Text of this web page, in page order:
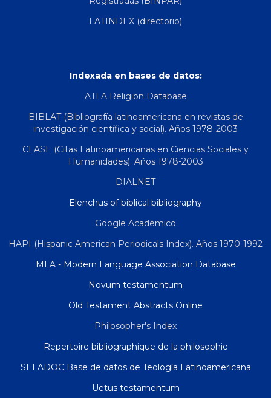
LATINDEX (directorio)
Indexada en bases de datos:
ATLA Religion Database
BIBLAT (Bibliografía latinoamericana en revistas de
investigación científica y social). Años 1978-2003
CLASE (Citas Latinoamericanas en Ciencias Sociales y
Humanidades). Años 1978-2003
DIALNET
Elenchus of biblical bibliography
Google Académico
HAPI (Hispanic American Periodicals Index). Años 1970-1992
MLA - Modern Language Association Database
Novum testamentum
Old Testament Abstracts Online
Philosopher's Index
Repertoire bibliographique de la philosophie
SELADOC Base de datos de Teología Latinoamericana
Uetus testamentum